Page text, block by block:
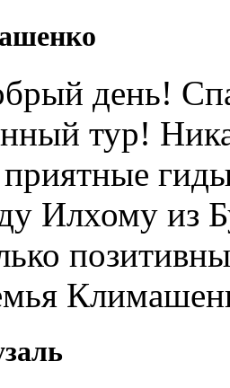
день!
тур!
приятные
Илхому из